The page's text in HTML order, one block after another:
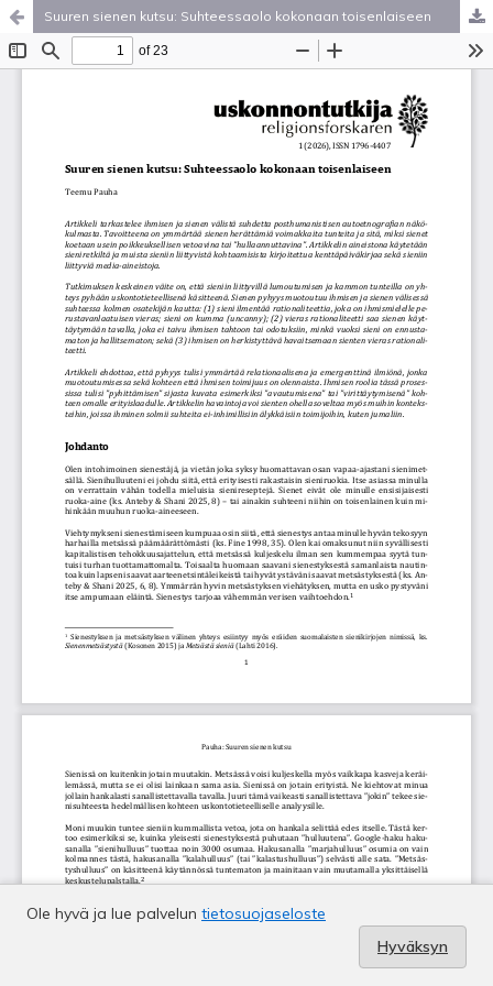
Suuren sienen kutsu: Suhteessaolo kokonaan toisenlaiseen
Ole hyvä ja lue palvelun tietosuojaseloste
Hyväksyn
Tieteellisten seurain valtuuskunta